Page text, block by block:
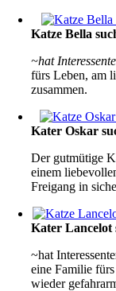
Katze Bella
~hat
fürs Leben, am
zusammen.
Kater Oskar
Der gutmütige
einem
Freigang in
Kater Lancelot
~hat
eine Familie
wieder